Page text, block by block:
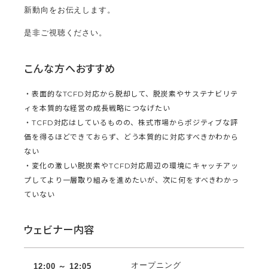
新動向をお伝えします。
是非ご視聴ください。
こんな方へおすすめ
・表面的なTCFD対応から脱却して、脱炭素やサステナビリテ
ィを本質的な経営の成長戦略につなげたい
・TCFD対応はしているものの、株式市場からポジティブな評
価を得るほどできておらず、どう本質的に対応すべきかわから
ない
・変化の激しい脱炭素やTCFD対応周辺の環境にキャッチアッ
プしてより一層取り組みを進めたいが、次に何をすべきわかっ
ていない
ウェビナー内容
12:00 ～ 12:05 オープニング